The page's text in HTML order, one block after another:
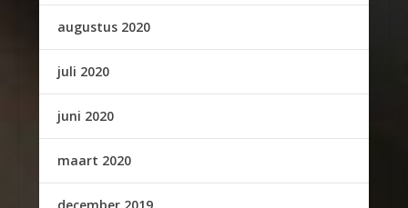
augustus 2020
juli 2020
juni 2020
maart 2020